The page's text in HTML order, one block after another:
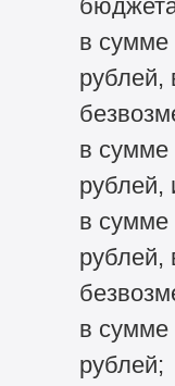
в сумме
рублей,
в сумме
рублей,
в сумме
рублей,
в сумме
рублей;